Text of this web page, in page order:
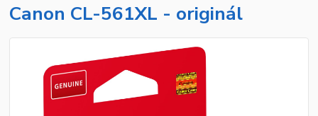
Canon CL-561XL - originál